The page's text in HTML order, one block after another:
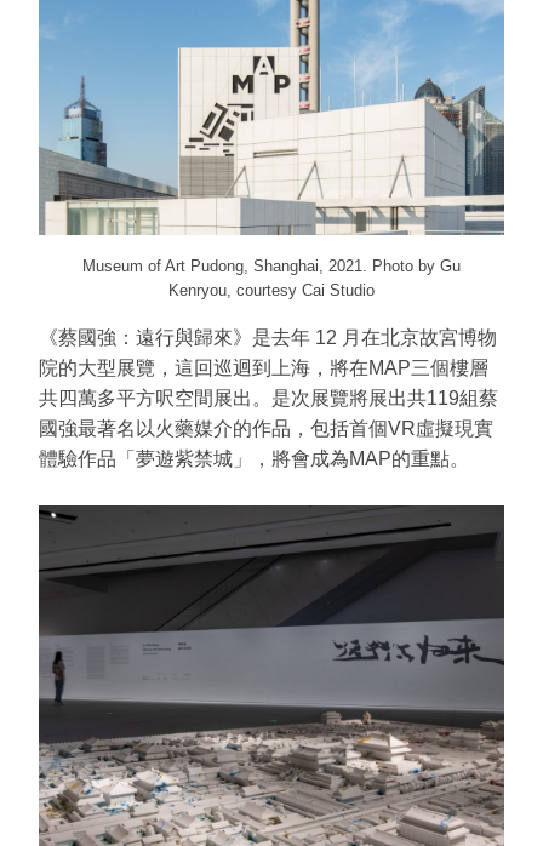
Museum of Art Pudong, Shanghai, 2021. Photo by Gu
Kenryou, courtesy Cai Studio
《蔡國強：遠行與歸來》是去年 12 月在北京故宮博物
院的大型展覽，這回巡迴到上海，將在MAP三個樓層
共四萬多平方呎空間展出。是次展覽將展出共119組蔡
國強最著名以火藥媒介的作品，包括首個VR虛擬現實
體驗作品「夢遊紫禁城」，將會成為MAP的重點。